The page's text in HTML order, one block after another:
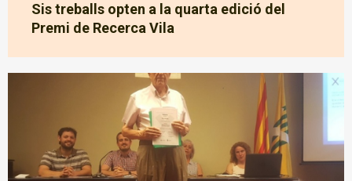
Sis treballs opten a la quarta edició del
Premi de Recerca Vila